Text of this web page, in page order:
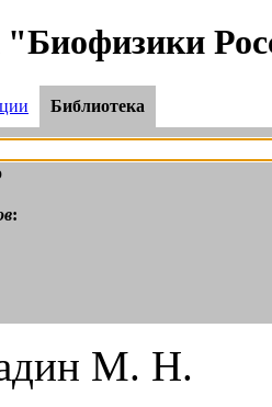
Библиотека
:
М. Н.